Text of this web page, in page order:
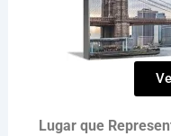
Lugar que